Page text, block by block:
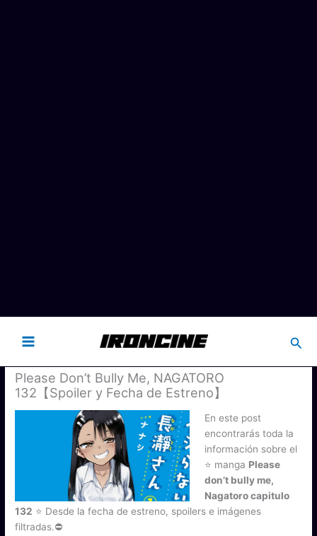
Please Don’t Bully Me, NAGATORO
132【Spoiler y Fecha de Estreno】
En este post
encontrarás toda la
información sobre el
⭐ manga Please
don’t bully me,
Nagatoro capitulo
132 ⭐ Desde la fecha de estreno, spoilers e imágenes
filtradas.⛔